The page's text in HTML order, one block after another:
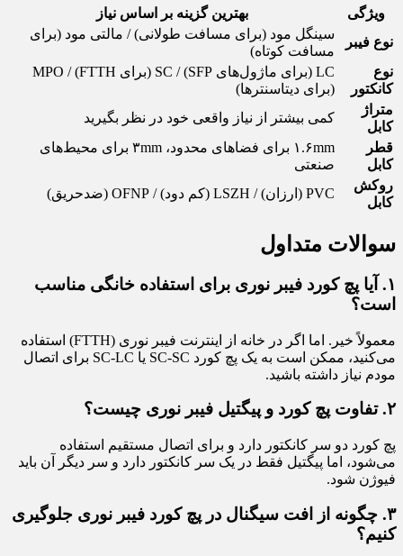
ویژگی
بهترین گزینه بر اساس نیاز
نوع فیبر
سینگل مود (برای مسافت طولانی) / مالتی مود (برای
مسافت کوتاه)
نوع
کانکتور
LC (برای ماژول‌های SFP) / SC (برای FTTH) / MPO
(برای دیتاسنترها)
متراژ
کابل
کمی بیشتر از نیاز واقعی خود در نظر بگیرید
قطر
کابل
۱.۶mm برای فضاهای محدود، ۳mm برای محیط‌های
صنعتی
روکش
کابل
PVC (ارزان) / LSZH (کم دود) / OFNP (ضدحریق)
سوالات متداول
۱. آیا پچ کورد فیبر نوری برای استفاده خانگی مناسب
است؟
معمولاً خیر. اما اگر در خانه از اینترنت فیبر نوری (FTTH) استفاده
می‌کنید، ممکن است به یک پچ کورد SC-SC یا SC-LC برای اتصال
مودم نیاز داشته باشید.
۲. تفاوت پچ کورد و پیگتیل فیبر نوری چیست؟
پچ کورد دو سر کانکتور دارد و برای اتصال مستقیم استفاده
می‌شود، اما پیگتیل فقط در یک سر کانکتور دارد و سر دیگر آن باید
فیوژن شود.
۳. چگونه از افت سیگنال در پچ کورد فیبر نوری جلوگیری
کنیم؟